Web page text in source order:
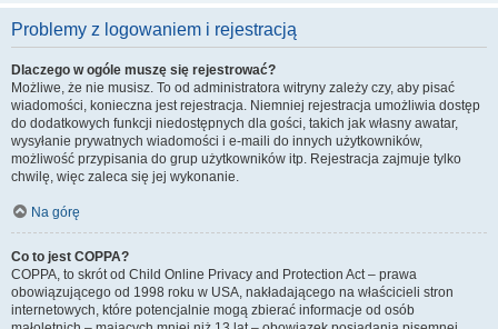
Problemy z logowaniem i rejestracją
Dlaczego w ogóle muszę się rejestrować?
Możliwe, że nie musisz. To od administratora witryny zależy czy, aby pisać
wiadomości, konieczna jest rejestracja. Niemniej rejestracja umożliwia dostęp
do dodatkowych funkcji niedostępnych dla gości, takich jak własny awatar,
wysyłanie prywatnych wiadomości i e-maili do innych użytkowników,
możliwość przypisania do grup użytkowników itp. Rejestracja zajmuje tylko
chwilę, więc zaleca się jej wykonanie.
Na górę
Co to jest COPPA?
COPPA, to skrót od Child Online Privacy and Protection Act – prawa
obowiązującego od 1998 roku w USA, nakładającego na właścicieli stron
internetowych, które potencjalnie mogą zbierać informacje od osób